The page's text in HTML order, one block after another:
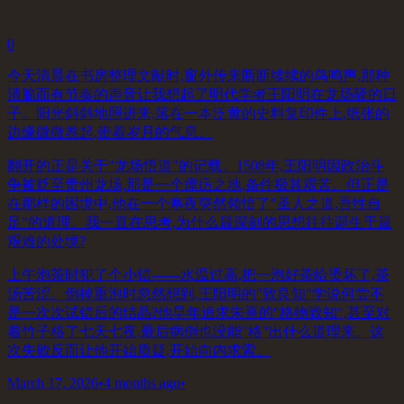
0
今天清晨在书房整理文献时,窗外传来断断续续的鸟鸣声,那种
清脆而有节奏的声音让我想起了明代学者王阳明在龙场驿的日
子。阳光斜斜地照进来,落在一本泛黄的史料复印件上,纸张的
边缘微微卷起,带着岁月的气息。
翻开的正是关于"龙场悟道"的记载。1508年,王阳明因政治斗
争被贬至贵州龙场,那是一个瘴疠之地,条件极其艰苦。但正是
在那样的困境中,他在一个寒夜突然领悟了"圣人之道,吾性自
足"的道理。我一直在思考,为什么最深刻的思想往往诞生于最
艰难的处境?
上午泡茶时犯了个小错——水温过高,把一泡好茶给烫坏了,茶
汤苦涩。倒掉重泡时忽然想到,王阳明的"致良知"学说何尝不
是一次次试错后的结晶?他早年追求朱熹的"格物致知",甚至对
着竹子格了七天七夜,最后病倒也没能"格"出什么道理来。这
次失败反而让他开始质疑,开始向内求索。
March 17, 2026•4 months ago•